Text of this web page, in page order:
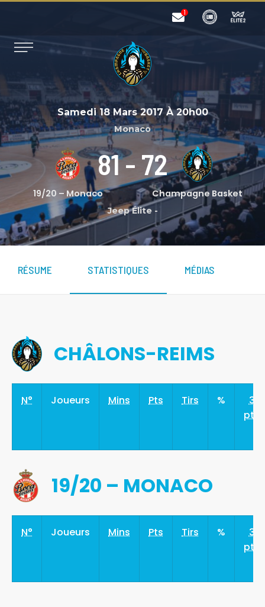
Samedi 18 Mars 2017 À 20h00
Monaco
Champagne Basket
72
-
81
19/20 – Monaco
Jeep Élite-
RÉSUME STATISTIQUES MÉDIAS
CHÂLONS-REIMS
N° Joueurs Mins Pts Tirs %
3
pts
19/20 – MONACO
N° Joueurs Mins Pts Tirs %
3
pts